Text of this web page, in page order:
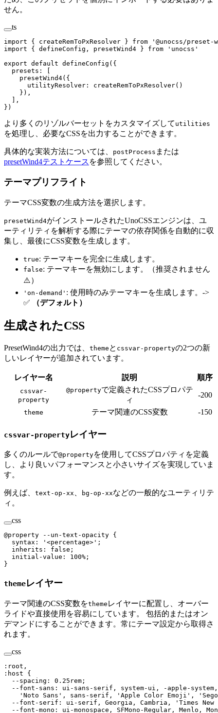
せん。
ts
import { createRemToPxResolver } from ' @unocss/
import { defineConfig , presetWind4 } from ' unocss '
export default defineConfig ({
  presets
: [
    presetWind4
({
      utilityResolver
: createRemToPxResolver()
    }),
  ],
})
より多くのリゾルバーセットをカスタマイズして utilities
を処理し、必要なCSSを出力することができます。
具体的な実装方法については、 postProcess または
presetWind4テストケース を参照してください。
テーマプリフライト
テーマCSS変数の生成方法を選択します。
presetWind4がインストールされたUnoCSSエンジンは、ユ
ーティリティを解析する際にテーマの依存関係を自動的に収
集し、最後にCSS変数を生成します。
true: テーマキーを完全に生成します。
false: テーマキーを無効にします。（推奨されません
⚠️）
'on-demand' : 使用時のみテーマキーを生成します。->
✅
（デフォルト）
生成されたCSS
PresetWind4の出力では、 theme と cssvar-propertyの2つの新
しいレイヤーが追加されています。
レイヤー名 説明 順序
cssvar-
property
@propertyで定義されたCSSプロパテ
ィ
-200
theme テーマ関連のCSS変数 -150
cssvar-propertyレイヤー
多くのルールで@propertyを使用してCSSプロパティを定義
し、より良いパフォーマンスと小さいサイズを実現していま
す。
例えば、 text-op-xx bg-op-xxなどの一般的なユーティリテ
ィ。
css
@property --un-text-opacity {
  syntax: '<percentage
> ';
  inherits: false;
  initial-value
: 100%;
}
themeレイヤー
テーマ関連のCSS変数をtheme レイヤーに配置し、オーバー
ライドや直接使用を容易にしています。 包括的またはオン
デマンドにすることができます。常にテーマ設定から取得さ
れます。
css
: root ,
: host {
  --spacing
: 0.25 rem ;
  --font-sans
: ui-sans-serif , system-ui , -apple-system ,
    '
Noto Sans ' , sans-serif , ' Apple Color Emoji ' , '
  --font-serif
: ui-serif , Georgia , Cambria , ' Times New
  --font-mono
: ui-monospace , SFMono-Regular , Menlo ,